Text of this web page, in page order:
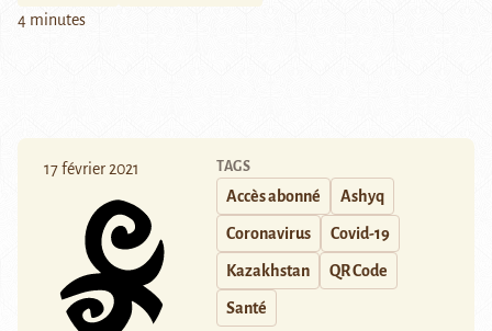
4 minutes
17 février 2021 TAGS
Accès abonné Ashyq
Coronavirus Covid-19
Kazakhstan QR Code
Santé